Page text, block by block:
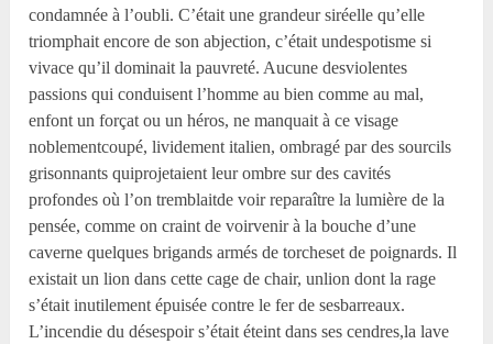
condamnée à l’oubli. C’était une grandeur siréelle qu’elle
triomphait encore de son abjection, c’était undespotisme si
vivace qu’il dominait la pauvreté. Aucune desviolentes
passions qui conduisent l’homme au bien comme au mal,
enfont un forçat ou un héros, ne manquait à ce visage
noblementcoupé, lividement italien, ombragé par des sourcils
grisonnants quiprojetaient leur ombre sur des cavités
profondes où l’on tremblaitde voir reparaître la lumière de la
pensée, comme on craint de voirvenir à la bouche d’une
caverne quelques brigands armés de torcheset de poignards. Il
existait un lion dans cette cage de chair, unlion dont la rage
s’était inutilement épuisée contre le fer de sesbarreaux.
L’incendie du désespoir s’était éteint dans ses cendres,la lave